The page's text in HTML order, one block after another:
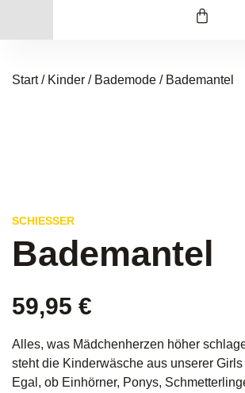
Start/ Kinder / Bademode / Bademantel
SCHIESSER
Bademantel
59,95 €
Alles, was Mädchenherzen höher
steht die Kinderwäsche aus unserer
Egal, ob Einhörner, Ponys,